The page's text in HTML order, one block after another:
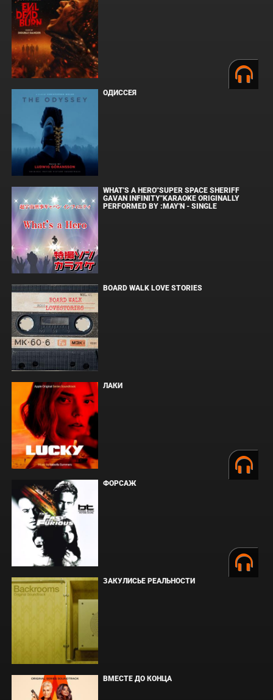
ОДИССЕЯ
WHAT'S A HERO"SUPER SPACE SHERIFF
GAVAN INFINITY"KARAOKE ORIGINALLY
PERFORMED BY :MAY'N - SINGLE
BOARD WALK LOVE STORIES
ЛАКИ
ФОРСАЖ
ЗАКУЛИСЬЕ РЕАЛЬНОСТИ
ВМЕСТЕ ДО КОНЦА